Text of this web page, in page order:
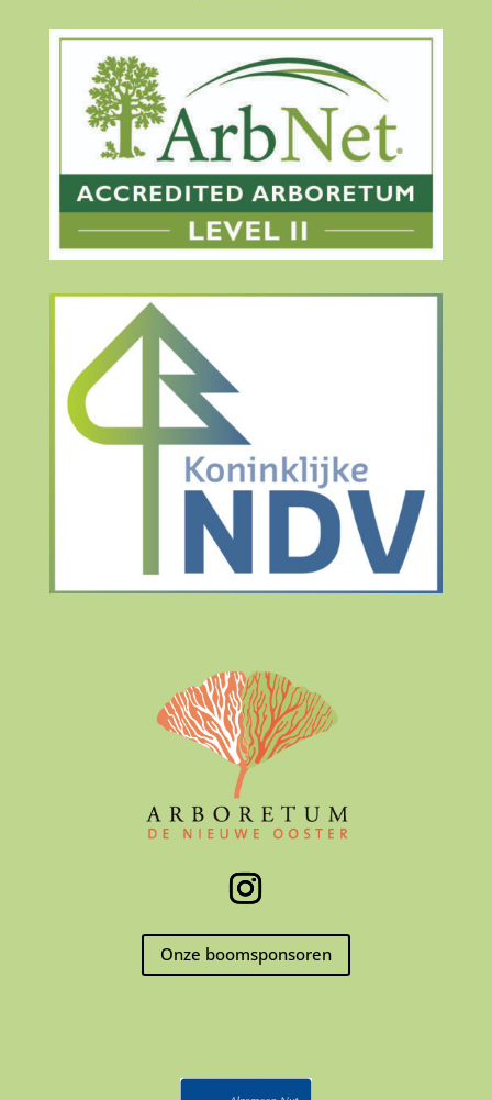
Onze boomsponsoren